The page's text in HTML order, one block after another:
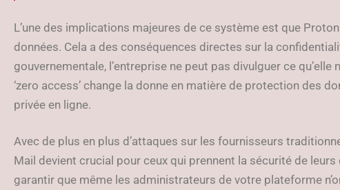
L’une des implications majeures de ce système est que
données. Cela a des conséquences directes sur la
gouvernementale, l’entreprise ne peut pas divulguer ce
‘zero access’ change la donne en matière de protection des
privée en ligne.
Avec de plus en plus d’attaques sur les fournisseurs
Mail devient crucial pour ceux qui prennent la sécurité de
garantir que même les administrateurs de votre plateforme